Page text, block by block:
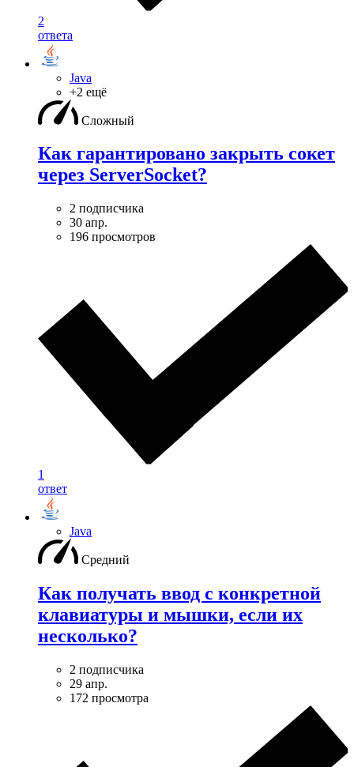
2
ответа
Java
+2 ещё
Сложный
Как гарантировано закрыть сокет
через ServerSocket?
2 подписчика
30 апр.
196 просмотров
1
ответ
Java
Средний
Как получать ввод с конкретной
клавиатуры и мышки, если их
несколько?
2 подписчика
29 апр.
172 просмотра